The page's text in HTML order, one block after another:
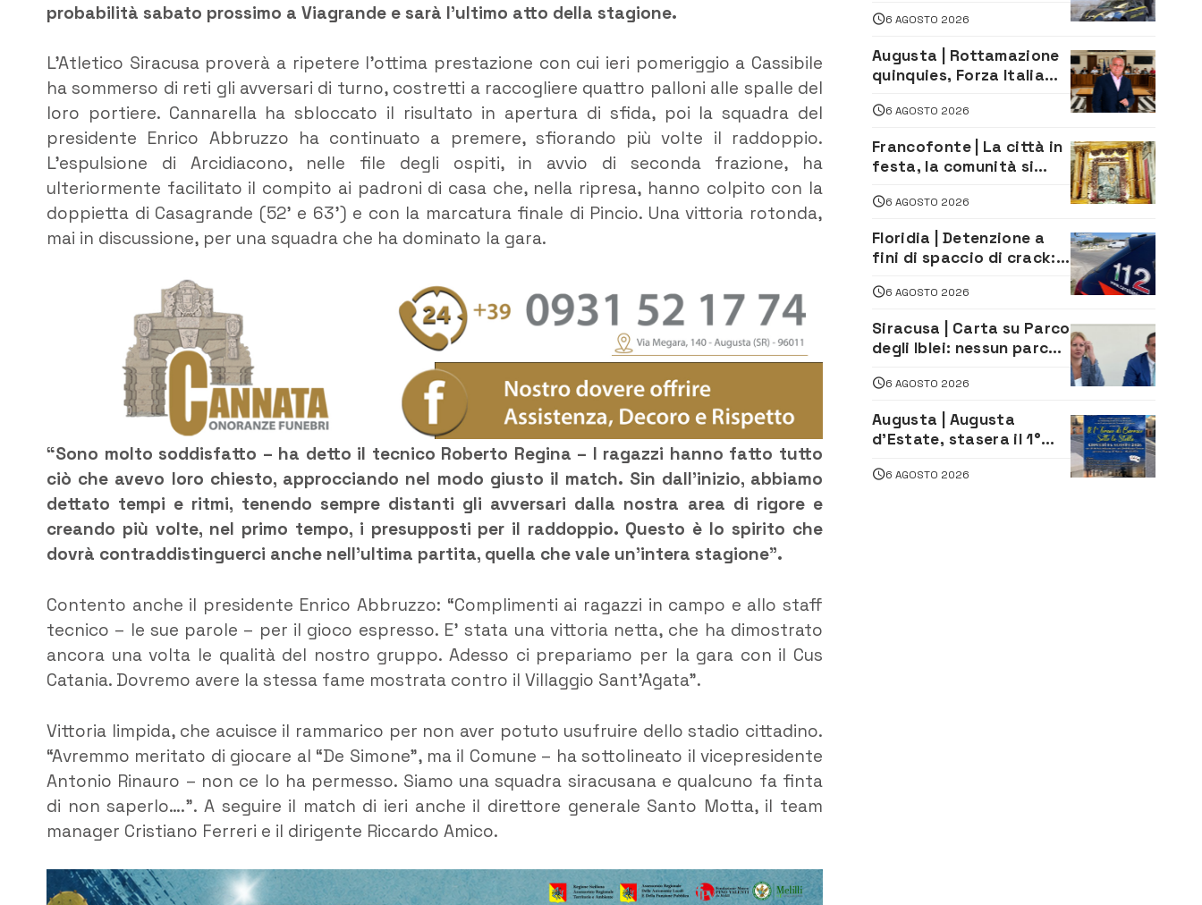
probabilità sabato prossimo a Viagrande e sarà l’ultimo atto della stagione.
L’Atletico Siracusa proverà a ripetere l’ottima prestazione con cui ieri pomeriggio a Cassibile
ha sommerso di reti gli avversari di turno, costretti a raccogliere quattro palloni alle spalle del
loro portiere. Cannarella ha sbloccato il risultato in apertura di sfida, poi la squadra del
presidente Enrico Abbruzzo ha continuato a premere, sfiorando più volte il raddoppio.
L’espulsione di Arcidiacono, nelle file degli ospiti, in avvio di seconda frazione, ha
ulteriormente facilitato il compito ai padroni di casa che, nella ripresa, hanno colpito con la
doppietta di Casagrande (52’ e 63’) e con la marcatura finale di Pincio. Una vittoria rotonda,
mai in discussione, per una squadra che ha dominato la gara.
“Sono molto soddisfatto – ha detto il tecnico Roberto Regina – I ragazzi hanno fatto tutto
ciò che avevo loro chiesto, approcciando nel modo giusto il match. Sin dall’inizio, abbiamo
dettato tempi e ritmi, tenendo sempre distanti gli avversari dalla nostra area di rigore e
creando più volte, nel primo tempo, i presupposti per il raddoppio. Questo è lo spirito che
dovrà contraddistinguerci anche nell’ultima partita, quella che vale un’intera stagione”.
Contento anche il presidente Enrico Abbruzzo: “Complimenti ai ragazzi in campo e allo staff
tecnico – le sue parole – per il gioco espresso. E’ stata una vittoria netta, che ha dimostrato
ancora una volta le qualità del nostro gruppo. Adesso ci prepariamo per la gara con il Cus
Catania. Dovremo avere la stessa fame mostrata contro il Villaggio Sant’Agata”.
Vittoria limpida, che acuisce il rammarico per non aver potuto usufruire dello stadio cittadino.
“Avremmo meritato di giocare al “De Simone”, ma il Comune – ha sottolineato il vicepresidente
Antonio Rinauro – non ce lo ha permesso. Siamo una squadra siracusana e qualcuno fa finta
di non saperlo….”. A seguire il match di ieri anche il direttore generale Santo Motta, il team
manager Cristiano Ferreri e il dirigente Riccardo Amico.
oltre 700 mila euro a
imprenditore della
climatizzazione
6 AGOSTO 2026
Augusta | Rottamazione
quinquies, Forza Italia
«La proposta è nostra»
6 AGOSTO 2026
Francofonte | La città in
festa, la comunità si
della Neve tra fede e
tradizione
6 AGOSTO 2026
Floridia | Detenzione a
fini di spaccio di crack:
6 AGOSTO 2026
Siracusa | Carta su Parco
degli Iblei: nessun parco
comunità e il territorio
6 AGOSTO 2026
Augusta | Augusta
d’Estate, stasera il 1°
le Stelle: piazza
6 AGOSTO 2026